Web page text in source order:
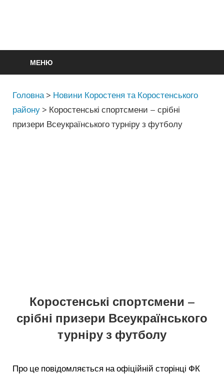
МЕНЮ
Головна > Новини Коростеня та Коростенського
району > Коростенські спортсмени – срібні
призери Всеукраїнського турніру з футболу
Коростенські спортсмени –
срібні призери Всеукраїнського
турніру з футболу
Про це повідомляється на офіційній сторінці ФК